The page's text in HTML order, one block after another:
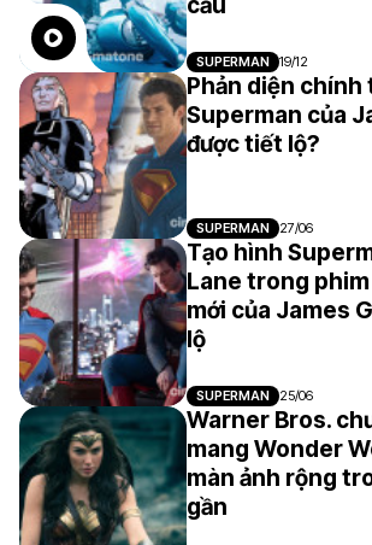
SUPERMAN 19/12
Phản diện chính
Superman của
được tiết lộ?
SUPERMAN 27/06
Tạo hình
Lane trong
mới của James
lộ
SUPERMAN 25/06
Warner Bros.
mang Wonder
màn ảnh rộng
gần